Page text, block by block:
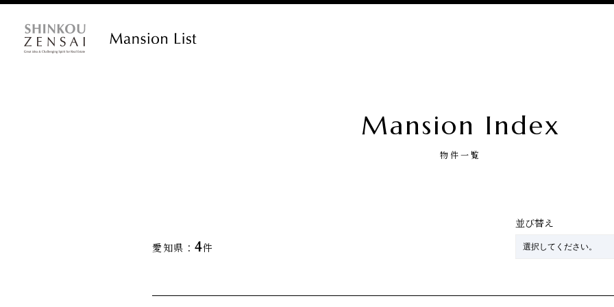
Mansion Index
物件一覧
愛知県： 4件
並び替え